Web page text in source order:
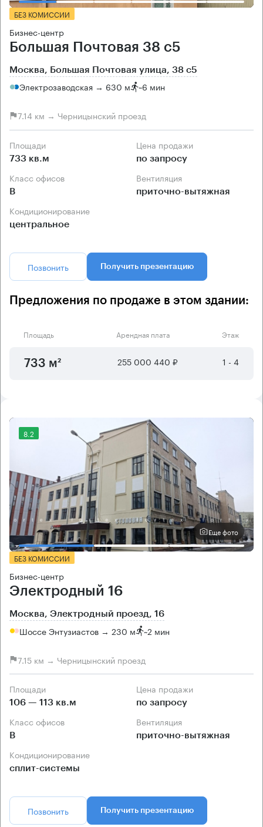
БЕЗ КОМИССИИ
Бизнес-центр
Большая Почтовая 38 с5
Москва, Большая Почтовая улица, 38 с5
Электрозаводская → 630 м ~6 мин
7.14 км → Черницынский проезд
Площади
733 кв.м
Цена продажи
по запросу
Класс офисов
B
Вентиляция
приточно-вытяжная
Кондиционирование
центральное
Позвонить Получить презентацию
Предложения по продаже в этом здании:
Площадь Арендная плата Этаж
733 м² 255 000 440 ₽ 1 - 4
8.2
Еще фото
БЕЗ КОМИССИИ
Бизнес-центр
Электродный 16
Москва, Электродный проезд, 16
Шоссе Энтузиастов → 230 м ~2 мин
7.15 км → Черницынский проезд
Площади
106 — 113 кв.м
Цена продажи
по запросу
Класс офисов
B
Вентиляция
приточно-вытяжная
Кондиционирование
сплит-системы
Позвонить Получить презентацию